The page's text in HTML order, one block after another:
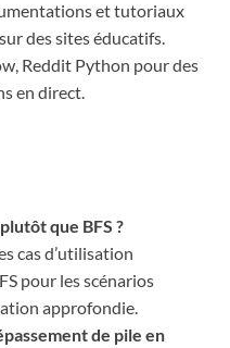
et tutoriaux
des sites éducatifs.
Reddit Python pour des
en direct.
que BFS ?
cas d’utilisation
pour les scénarios
approfondie.
de pile en